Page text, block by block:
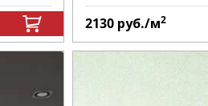
2130 руб./м2